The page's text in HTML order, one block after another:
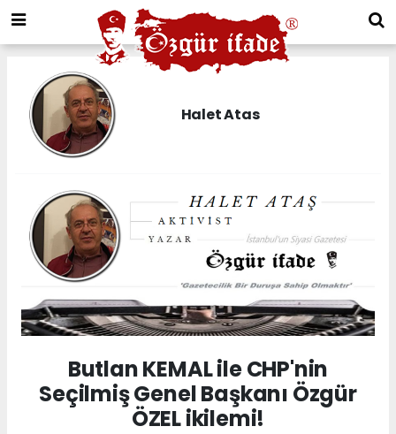
Halet Atas
Butlan KEMAL ile CHP'nin
Seçilmiş Genel Başkanı Özgür
ÖZEL ikilemi!